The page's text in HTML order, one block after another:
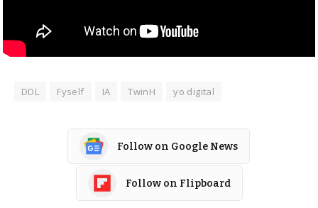
DDL Fyself IA TwinH yo digital
Follow on Google News
Follow on Flipboard